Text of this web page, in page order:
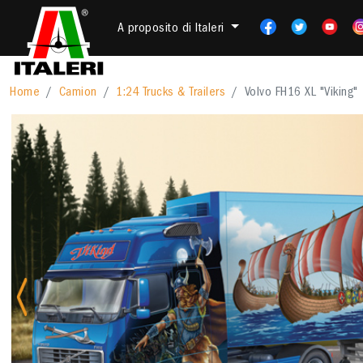
A proposito di Italeri
Home Camion 1:24 Trucks & Trailers Volvo FH16 XL "Viking"
Previous